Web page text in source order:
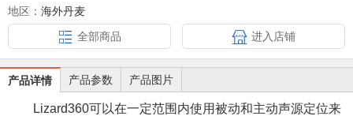
地区： 海外丹麦
全部商品
进入店铺
产品详情 产品参数 产品图片
Lizard360可以在一定范围内使用被动和主动声源定位来